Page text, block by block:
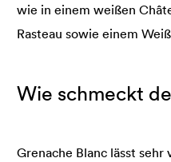
wie in einem weißen
Rasteau sowie einem
Wie schmeckt
Grenache Blanc lässt